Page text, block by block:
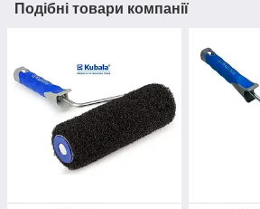
Подібні товари компанії